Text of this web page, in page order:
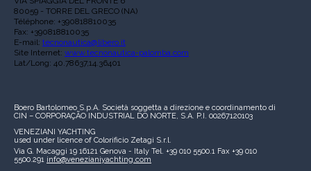
80059 - TORRE DEL GRECO (NA)
Téléphone: +390818810035
Fax: +390818810035
E-mail: tecnonautica@libero.it
Site Internet: www.tecnonautica-palomba.com
Lat/Long: 40.78637,14.36401
Boero Bartolomeo S.p.A. Società soggetta a direzione e coordinamento di
CIN – CORPORAÇÃO INDUSTRIAL DO NORTE, S.A. P.I. 00267120103
VENEZIANI YACHTING
used under licence of Colorificio Zetagi S.r.l.
Via G. Macaggi 19 16121 Genova - Italy Tel. +39 010 5500.1 Fax +39 010
5500.291 info@venezianiyachting.com